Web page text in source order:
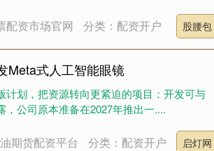
配资市场官网 分类：配资开户 股腰包
Meta式人工智能眼镜
划，把资源转向更紧迫的项目：开发可与
公司原本准备在2027年推出一....
期货配资平台 分类：配资开户 启灯网